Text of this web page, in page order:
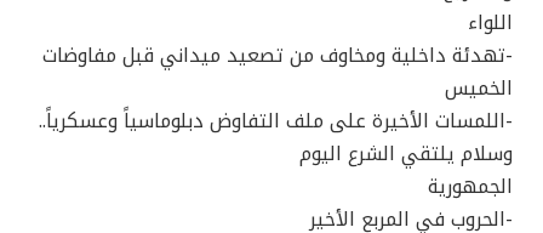
اللواء
-تهدئة داخلية ومخاوف من تصعيد ميداني قبل مفاوضات
الخميس
-اللمسات الأخيرة على ملف التفاوض دبلوماسياً وعسكرياً..
وسلام يلتقي الشرع اليوم
الجمهورية
-الحروب في المربع الأخير